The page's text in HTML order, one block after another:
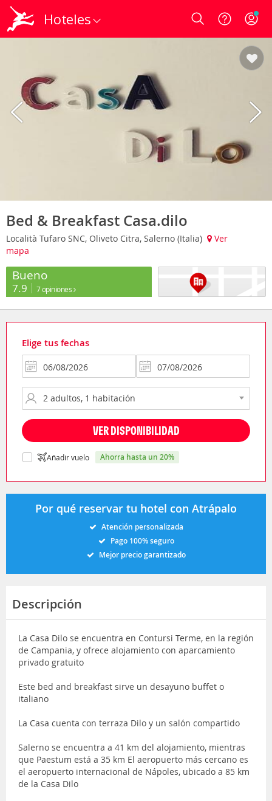
Hoteles Login
Bed & Breakfast Casa.dilo
Località Tufaro SNC, Oliveto Citra, Salerno (Italia)
Ver
mapa
Bueno
7.9 7 opiniones
Elige tus fechas
VER DISPONIBILIDAD
Añadir vuelo ahorra hasta un 20%
Por qué reservar tu hotel con Atrápalo
Atención personalizada
Pago 100% seguro
Mejor precio garantizado
Descripción
La Casa Dilo se encuentra en Contursi Terme, en la región
de Campania, y ofrece alojamiento con aparcamiento
privado gratuito
Este bed and breakfast sirve un desayuno buffet o
italiano
La Casa cuenta con terraza Dilo y un salón compartido
Salerno se encuentra a 41 km del alojamiento, mientras
que Paestum está a 35 km El aeropuerto más cercano es
el aeropuerto internacional de Nápoles, ubicado a 85 km
de la Casa Dilo